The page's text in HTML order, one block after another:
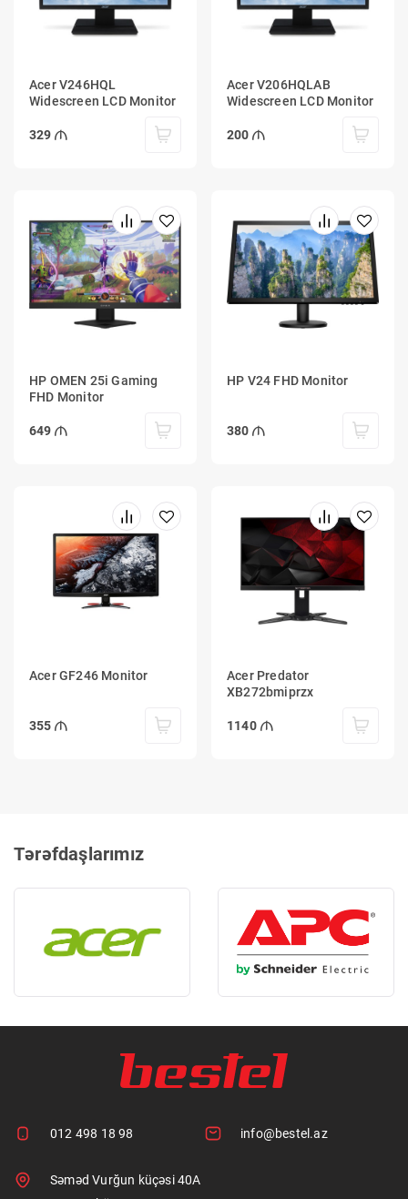
Acer V246HQL
Widescreen LCD Monitor
329
Acer V206HQLAB
Widescreen LCD Monitor
200
HP OMEN 25i Gaming
FHD Monitor
649
HP V24 FHD Monitor
380
Acer GF246 Monitor
355
Acer Predator
XB272bmiprzx
1140
Tərəfdaşlarımız
012 498 18 98 info@bestel.az
Səməd Vurğun küçəsi 40A